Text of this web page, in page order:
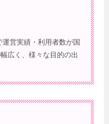
営実績・利用者数が国
広く、様々な目的の出